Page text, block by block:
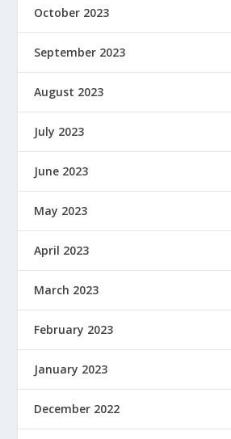
October 2023
September 2023
August 2023
July 2023
June 2023
May 2023
April 2023
March 2023
February 2023
January 2023
December 2022